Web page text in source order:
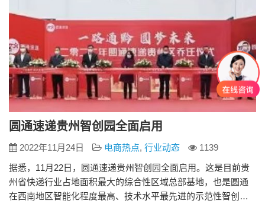
圆通速递贵州智创园全面启用
2022年11月24日 电商热点, 行业动态
1139
据悉，11月22日，圆通速递贵州智创园全面启用。这是目前贵
州省快递行业占地面积最大的综合性区域总部基地，也是圆通
在西南地区智能化程度最高、技术水平最先进的示范性智创园